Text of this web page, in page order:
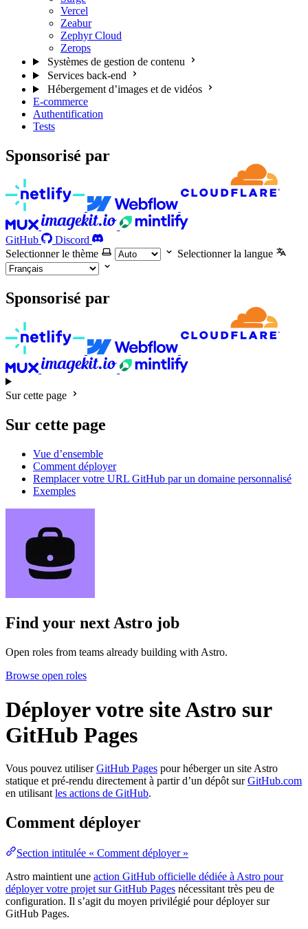
Vercel
Zeabur
Zephyr Cloud
Zerops
Systèmes de gestion de contenu
Services back-end
Hébergement d’images et de vidéos
E-commerce
Authentification
Tests
Sponsorisé par
GitHub
Discord
Selectionner le thème
Selectionner la langue
Sponsorisé par
Sur cette page
Sur cette page
Vue d’ensemble
Comment déployer
Remplacer votre URL GitHub par un domaine personnalisé
Exemples
Find your nextAstro job
Open roles from teams already building with Astro.
Browse open roles
Déployer votre site Astro sur
GitHub Pages
Vous pouvez utiliserGitHub Pages pour héberger un site Astro
statique et pré-rendu directement à partir d’un dépôt surGitHub.com
en utilisant les actions de GitHub.
Comment déployer
Section intitulée « Comment déployer »
Astro maintient une action GitHub officielle dédiée à Astro pour
déployer votre projet sur GitHub Pages nécessitant très peu de
configuration. Il s’agit du moyen privilégié pour déployer sur
GitHub Pages.